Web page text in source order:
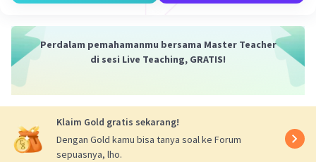
<=> r = ⅓
= 1
Perdalam pemahamanmu bersama Master Teacher
di sesi Live Teaching, GRATIS!
Klaim Gold gratis sekarang!
Dengan Gold kamu bisa tanya soal ke Forum
sepuasnya, lho.